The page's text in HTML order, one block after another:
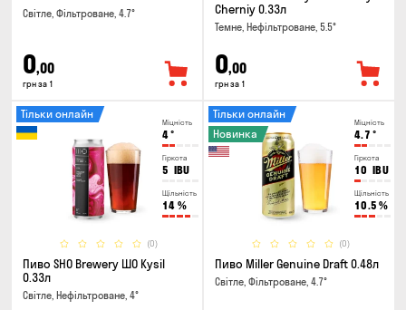
Світле, Фільтроване, 4.7°
0,00
грн за 1
Cherniy 0.33л
Темне, Нефільтроване, 5.5°
0,00
грн за 1
Міцність
4°
Гіркота
5 IBU
Щільність
14 %
(0)
Тільки онлайн
Пиво SHO Brewery ШО Kysil
0.33л
Світле, Нефільтроване, 4°
Міцність
4.7 °
Гіркота
10 IBU
Щільність
10.5 %
(0)
Тільки онлайн
Новинка
Пиво Miller Genuine Draft 0.48л
Світле, Фільтроване, 4.7°